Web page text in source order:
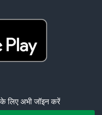
लिए अभी जॉइन करें